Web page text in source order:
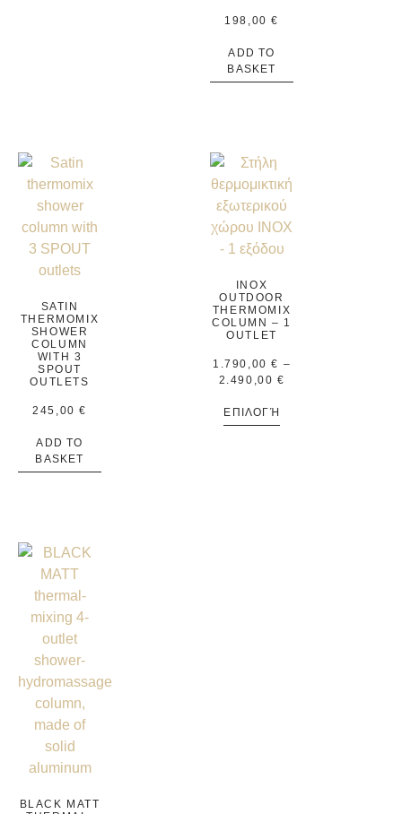
198,00€
ADD TO
BASKET
SATIN
THERMOMIX
SHOWER
COLUMN
WITH 3
SPOUT
OUTLETS
245,00€
ADD TO
BASKET
INOX
OUTDOOR
THERMOMIX
COLUMN – 1
OUTLET
1.790,00€ –
2.490,00 €
ΕΠΙΛΟΓΉ
BLACK MATT